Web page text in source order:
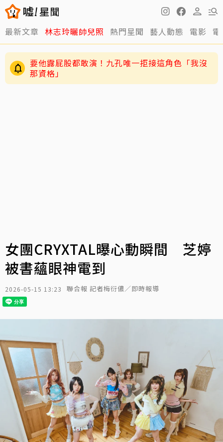
最新文章 林志玲曬帥兒照 熱門星聞 藝人動態 電影
要他露屁股都敢演！九孔唯一拒接這角色「我沒
那資格」
女團CRYXTAL曝心動瞬間 芝婷
被書蘊眼神電到
2026-05-15 13:23 聯合報 記者梅衍儂／即時報導